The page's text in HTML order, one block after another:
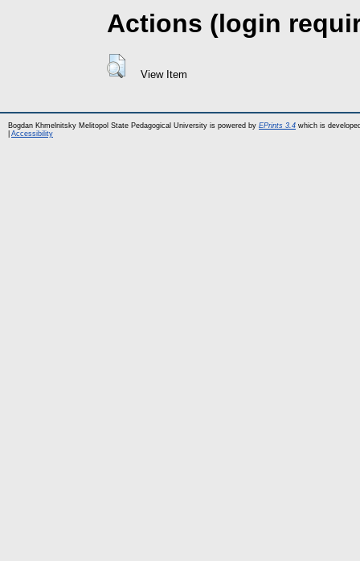
Actions (login
View Item
Bogdan Khmelnitsky Melitopol State Pedagogical University is powered by EPrints 3.4 which is
Accessibility